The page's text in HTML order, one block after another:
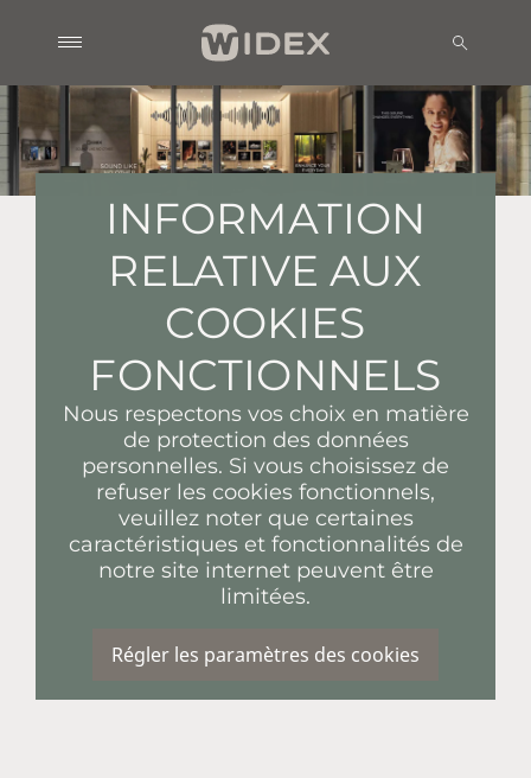
INFORMATION
RELATIVE AUX
COOKIES
FONCTIONNELS
Nous respectons vos choix en matière
de protection des données
personnelles. Si vous choisissez de
refuser les cookies fonctionnels,
veuillez noter que certaines
caractéristiques et fonctionnalités de
notre site internet peuvent être
limitées.
Régler les paramètres des cookies